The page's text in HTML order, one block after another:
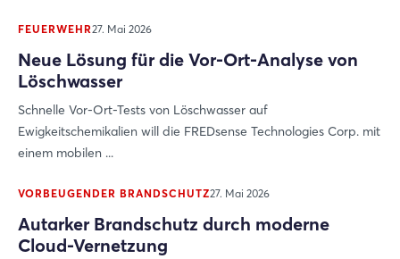
FEUERWEHR27. Mai 2026
Neue Lösung für die Vor-Ort-Analyse von
Löschwasser
Schnelle Vor-Ort-Tests von Löschwasser auf
Ewigkeitschemikalien will die FREDsense Technologies Corp. mit
einem mobilen ...
VORBEUGENDER BRANDSCHUTZ27. Mai 2026
Autarker Brandschutz durch moderne
Cloud-Vernetzung